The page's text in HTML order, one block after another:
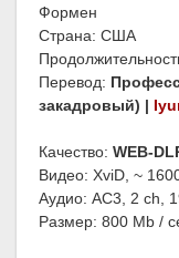
Формен
Страна: США
Перевод:
закадровый) |
Качество: WEB-
Видео: XviD, ~
Аудио: AC3, 2 ch,
Размер: 800 Mb /